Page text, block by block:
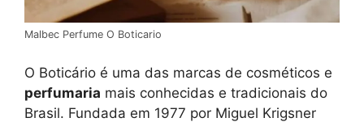
Malbec Perfume O Boticario
O Boticário é uma das marcas de cosméticos e
perfumaria mais conhecidas e tradicionais do
Brasil. Fundada em 1977 por Miguel Krigsner